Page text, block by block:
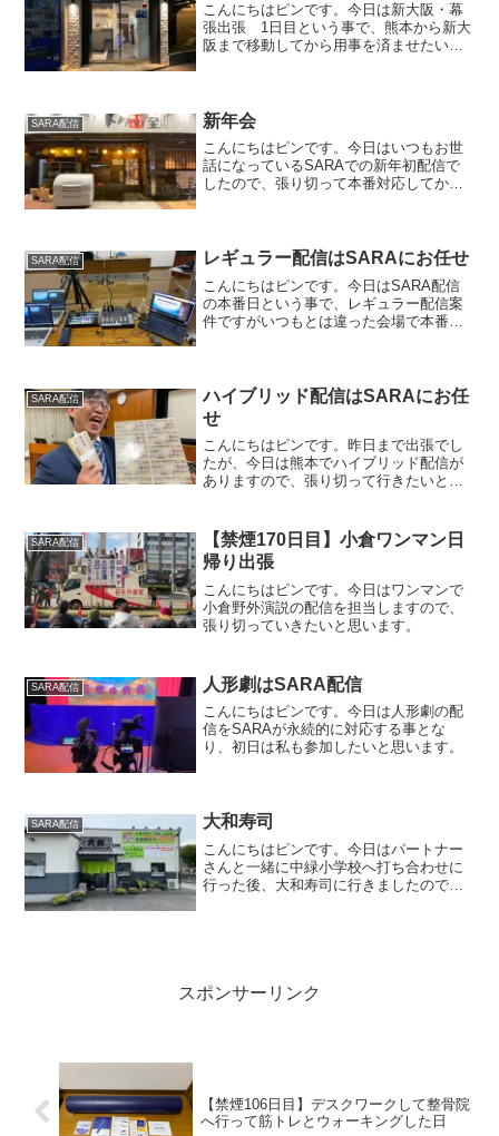
こんにちはピンです。今日は新大阪・幕
張出張 1日目という事で、熊本から新大
阪まで移動してから用事を済ませたいて
SARA配信 新年会
こんにちはピンです。今日はいつもお世
話になっているSARAでの新年初配信で
したので、張り切って本番対応してから
SARA配信 レギュラー配信はSARAにお任せ
こんにちはピンです。今日はSARA配信
の本番日という事で、レギュラー配信案
件ですがいつもとは違った会場で本番配
SARA配信
ハイブリッド配信はSARAにお任
せ
こんにちはピンです。昨日まで出張でし
たが、今日は熊本でハイブリッド配信が
ありますので、張り切って行きたいとい
を一前の席に構えました。１０,１００万
本番配信が無事に終わっ...
SARA配信
【禁煙170日目】小倉ワンマン日
帰り出張
こんにちはピンです。今日はワンマンで
小倉野外演説の配信を担当しますので、
張り切っていきたいと思います。
SARA配信 人形劇はSARA配信
こんにちはピンです。今日は人形劇の配
信をSARAが永続的に対応する事とな
り、初日は私も参加したいと思います。
SARA配信 大和寿司
こんにちはピンです。今日はパートナー
さんと一緒に中緑小学校へ打ち合わせに
行った後、大和寿司に行きましたので、
スポンサーリンク
【禁煙106日目】デスクワークして整骨院
へ行って筋トレとウォーキングした日